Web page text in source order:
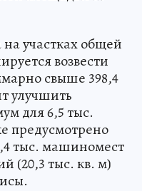
на участках общей
возвести
свыше 398,4
улучшить
для 6,5 тыс.
предусмотрено
тыс. машиномест
(20,3 тыс. кв. м)